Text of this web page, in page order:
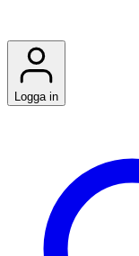
Logga in